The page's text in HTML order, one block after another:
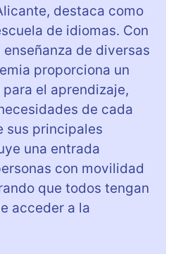
destaca como
de idiomas. Con
de diversas
proporciona un
el aprendizaje,
de cada
sus principales
una entrada
con movilidad
que todos tengan
acceder a la